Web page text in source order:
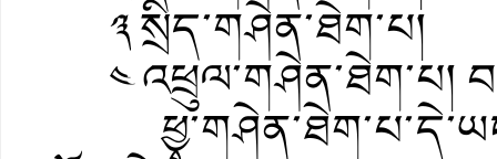
༣ སྲིད་གཤེན་ཐེག་པ།
༤ འཕྲུལ་གཤེན་ཐེག་པ།